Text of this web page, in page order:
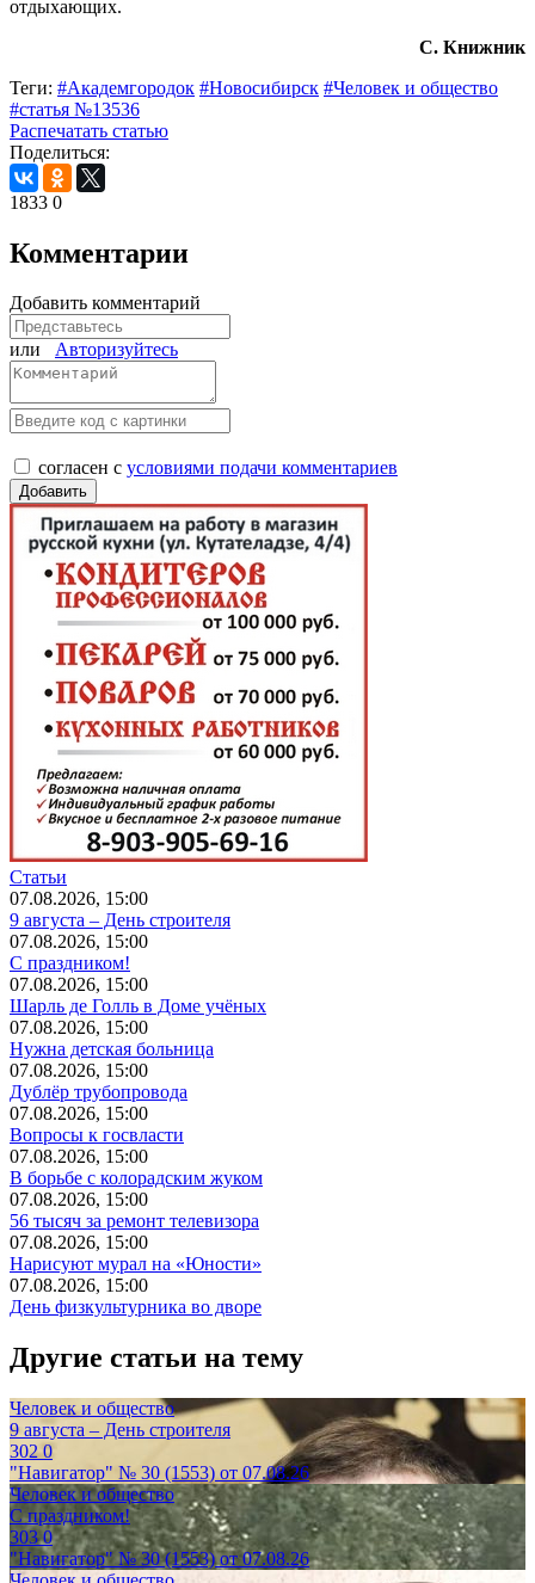
отдыхающих.
С. Книжник
Теги: #Академгородок #Новосибирск #Человек и общество
#статья №13536
Распечатать статью
Поделиться:
1833 0
Комментарии
Добавить комментарий
или Авторизуйтесь
согласен с условиями подачи комментариев
Статьи
07.08.2026, 15:00
9 августа – День строителя
07.08.2026, 15:00
С праздником!
07.08.2026, 15:00
Шарль де Голль в Доме учёных
07.08.2026, 15:00
Нужна детская больница
07.08.2026, 15:00
Дублёр трубопровода
07.08.2026, 15:00
Вопросы к госвласти
07.08.2026, 15:00
В борьбе с колорадским жуком
07.08.2026, 15:00
56 тысяч за ремонт телевизора
07.08.2026, 15:00
Нарисуют мурал на «Юности»
07.08.2026, 15:00
День физкультурника во дворе
Другие статьи на тему
Человек и общество
9 августа – День строителя
3020
"Навигатор" № 30 (1553) от 07.08.26
Человек и общество
С праздником!
3030
"Навигатор" № 30 (1553) от 07.08.26